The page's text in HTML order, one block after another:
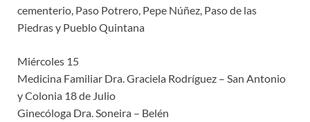
cementerio, Paso Potrero, Pepe Núñez, Paso de las
Piedras y Pueblo Quintana
Miércoles 15
Medicina Familiar Dra. Graciela Rodríguez – San Antonio
y Colonia 18 de Julio
Ginecóloga Dra. Soneira – Belén